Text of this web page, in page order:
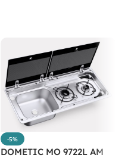
-5%
DOMETIC MO 9722L AM